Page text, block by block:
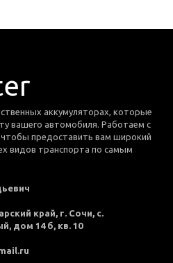
аккумуляторах, которые
вашего автомобиля. Работаем с
предоставить вам широкий
видов транспорта по самым
край, г. Сочи, с.
дом 14 б, кв. 10